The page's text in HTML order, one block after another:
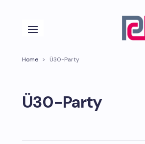
Home > Ü30-Party
Ü30-Party